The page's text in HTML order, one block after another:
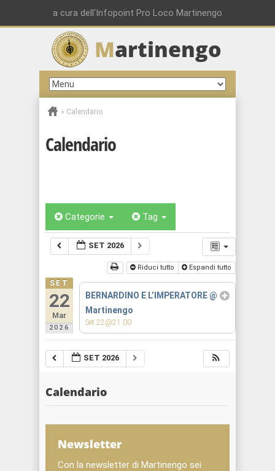
a cura dell'Infopoint Pro Loco Martinengo
Martinengo
» Calendario
Calendario
Categorie Tag
SET 2026
Riduci tutto Espandi tutto
SET
22
Mar
2026
BERNARDINO E L’IMPERATORE@
Martinengo
Set 22@21:00
SET 2026
Calendario
Newsletter
Con la newsletter di Martinengo sei